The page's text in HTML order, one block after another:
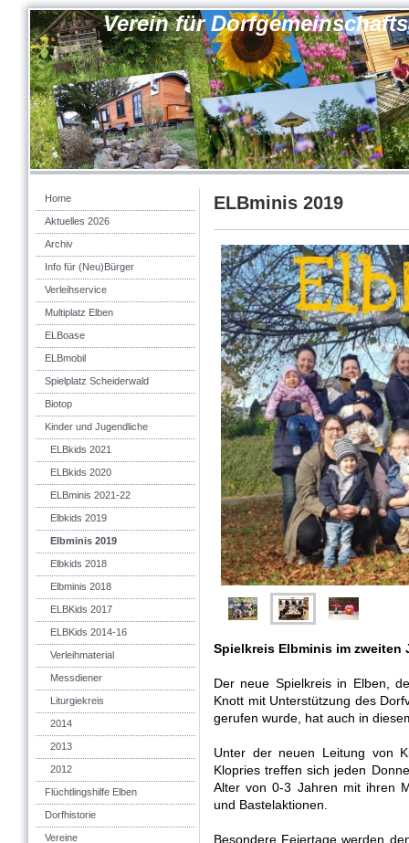
Verein für
Home
Aktuelles 2026
Archiv
Info für (Neu)Bürger
Verleihservice
Multiplatz Elben
ELBoase
ELBmobil
Spielplatz Scheiderwald
Biotop
Kinder und Jugendliche
ELBkids 2021
ELBkids 2020
ELBminis 2021-22
Elbkids 2019
Elbminis 2019
Elbkids 2018
Elbminis 2018
ELBKids 2017
ELBKids 2014-16
Verleihmaterial
Messdiener
Liturgiekreis
2014
2013
2012
Flüchtlingshilfe Elben
Dorfhistorie
Vereine
ELBminis 2019
Spielkreis Elbminis im zweiten
Der neue Spielkreis in Elben,
Knott mit Unterstützung des
gerufen wurde, hat auch in
Unter der neuen Leitung von
Klopries treffen sich jeden
Alter von 0-3 Jahren mit ihren
und Bastelaktionen.
Besondere Feiertage werden